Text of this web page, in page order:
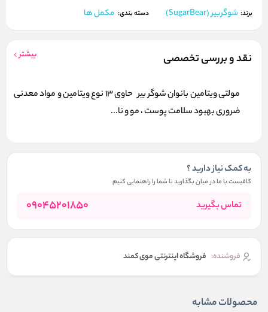
برند: شوگربیر (SugarBear) دسته بندی: مکمل ها
نقد و بررسی تخصصی بیشتر
مولتی ویتامین بانوان شوگر بیر حاوی 13 نوع ویتامین و مواد معدنی
ضروری بهبود سلامت پوست ، مو و نا...
به کمک نیاز دارید ؟
کافیست با ما در میان بگذارید تا شما را راهنمایی کنیم
تماس بگیرید 09045201850
فروشنده: فروشگاه اینترنتی موی کمند
محصولات مشابه